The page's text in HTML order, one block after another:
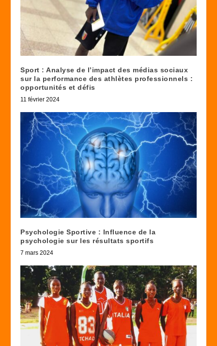
Sport : Analyse de l’impact des médias sociaux
sur la performance des athlètes professionnels :
opportunités et défis
11 février 2024
Psychologie Sportive : Influence de la
psychologie sur les résultats sportifs
7 mars 2024